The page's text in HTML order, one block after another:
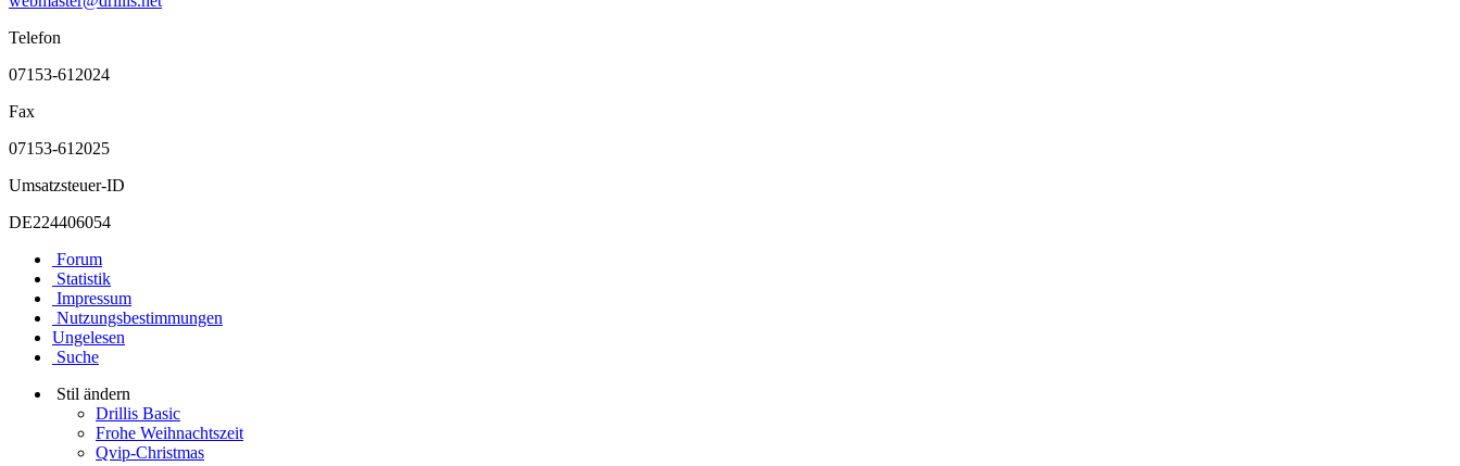
Telefon
07153-612024
Fax
07153-612025
Umsatzsteuer-ID
DE224406054
Forum
Statistik
Impressum
Nutzungsbestimmungen
Ungelesen
Suche
Stil ändern
Drillis Basic
Frohe Weihnachtszeit
Qvip-Christmas